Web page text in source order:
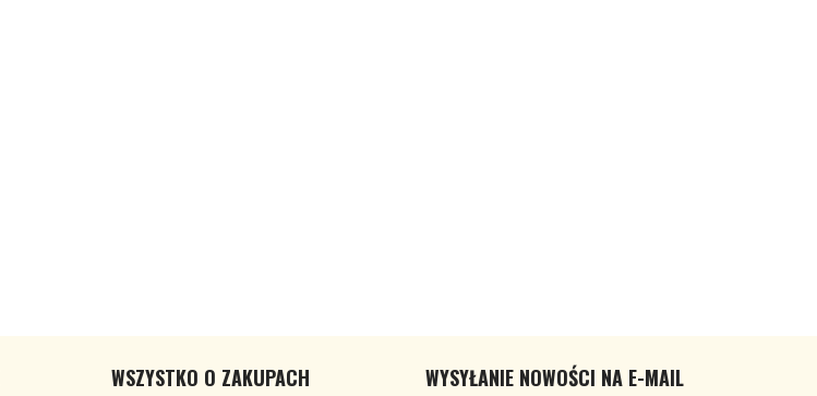
WSZYSTKO O ZAKUPACH WYSYŁANIE NOWOŚCI NA E-MAIL